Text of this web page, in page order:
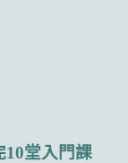
10堂入門課